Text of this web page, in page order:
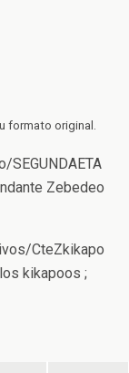
formato original.
Zebedeo
CteZkikapo
kikapoos ;